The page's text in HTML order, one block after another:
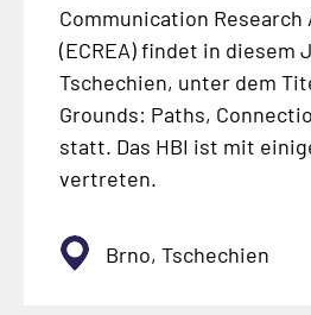
Communication Research
(ECREA) findet in diesem
Tschechien, unter dem
Grounds: Paths,
statt. Das HBI ist mit
vertreten.
Brno, Tschechien